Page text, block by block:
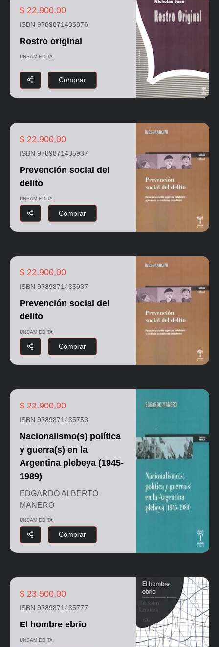
$ 22.900,00
ISBN 9789871435876
Rostro original
UNSAM EDITA
Comprar
$ 22.900,00
ISBN 9789871435937
Prevención social del
delito
UNSAM EDITA
Comprar
$ 22.900,00
ISBN 9789871435937
Prevención social del
delito
UNSAM EDITA
Comprar
$ 22.900,00
ISBN 9789871435753
Nacionalismo(s) política
y guerra(s) en la
Argentina plebeya (1945-
1989)
EDGARDO ALBERTO
MANERO
UNSAM EDITA
Comprar
$ 23.500,00
ISBN 9789871435777
El hombre ebrio
UNSAM EDITA